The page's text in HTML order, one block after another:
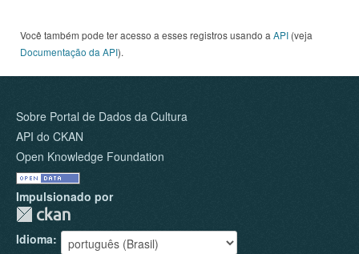
Você também pode ter acesso a esses registros usando a API (veja
Documentação da API).
Sobre Portal de Dados da Cultura
API do CKAN
Open Knowledge Foundation
Impulsionado por
Idioma